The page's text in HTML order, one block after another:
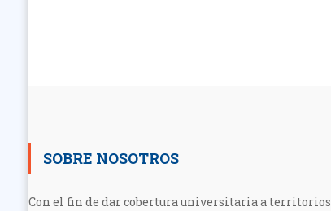
SOBRE NOSOTROS
Con el fin de dar cobertura universitaria a territorios